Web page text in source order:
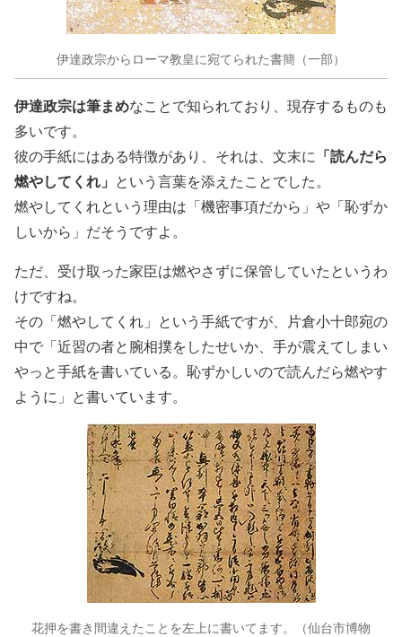
伊達政宗からローマ教皇に宛てられた書簡（一部）
伊達政宗は筆まめなことで知られており、現存するものも
多いです。
彼の手紙にはある特徴があり、それは、文末に 「読んだら
燃やしてくれ」 という言葉を添えたことでした。
燃やしてくれという理由は「機密事項だから」や「恥ずか
しいから」だそうですよ。
ただ、受け取った家臣は燃やさずに保管していたというわ
けですね。
その「燃やしてくれ」という手紙ですが、片倉小十郎宛の
中で「近習の者と腕相撲をしたせいか、手が震えてしまい
やっと手紙を書いている。恥ずかしいので読んだら燃やす
ように」と書いています。
花押を書き間違えたことを左上に書いてます。（仙台市博物